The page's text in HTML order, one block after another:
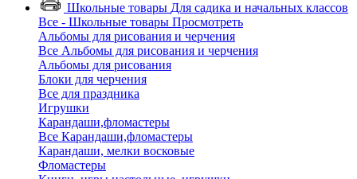
Школьные товары Для садика и начальных классов
Все - Школьные товары Просмотреть
Альбомы для рисования и черчения
Все Альбомы для рисования и черчения
Альбомы для рисования
Блоки для черчения
Все для праздника
Игрушки
Карандаши,фломастеры
Все Карандаши,фломастеры
Карандаши, мелки восковые
Фломастеры